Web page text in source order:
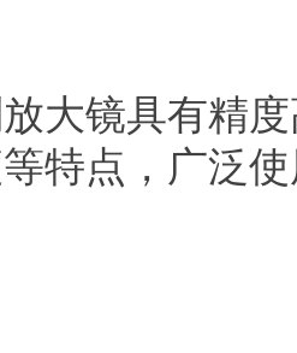
大镜具有精
特点，广泛